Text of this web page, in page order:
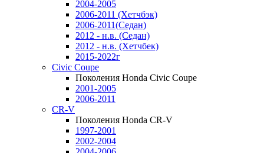
2004-2005
2006-2011 (Хетчбэк)
2006-2011(Седан)
2012 - н.в. (Седан)
2012 - н.в. (Хетчбек)
2015-2022г
Civic Coupe
Поколения Honda Civic Coupe
2001-2005
2006-2011
CR-V
Поколения Honda CR-V
1997-2001
2002-2004